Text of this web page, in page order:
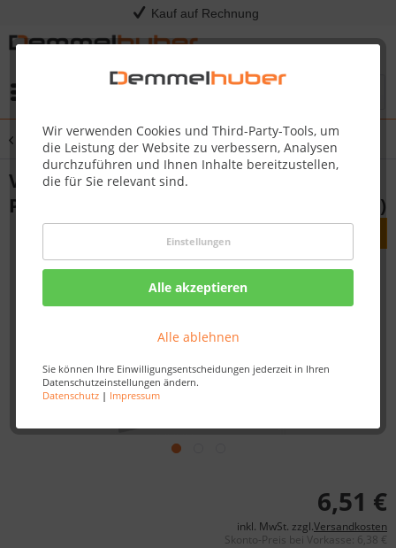
Kauf auf Rechnung
Wir verwenden Cookies und Third-Party-Tools, um
die Leistung der Website zu verbessern, Analysen
durchzuführen und Ihnen Inhalte bereitzustellen,
die für Sie relevant sind.
Einstellungen
Alle akzeptieren
Alle ablehnen
Sie können Ihre Einwilligungsentscheidungen jederzeit in Ihren
Datenschutzeinstellungen ändern.
Datenschutz| Impressum
Übersicht Verbindungsstücke
Verbindungsstück selbstklebend Profil 8
PK | 18 PK Fußleiste Weiß 2001 (2er-Pack)
6,51 €
inkl. MwSt. zzgl.Versandkosten
Skonto-Preis bei Vorkasse: 6,38 €